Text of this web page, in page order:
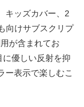
キッズカバー、2
向けサブスクリプ
が含まれてお
に優しい反射を抑
ー表示で楽しむこ